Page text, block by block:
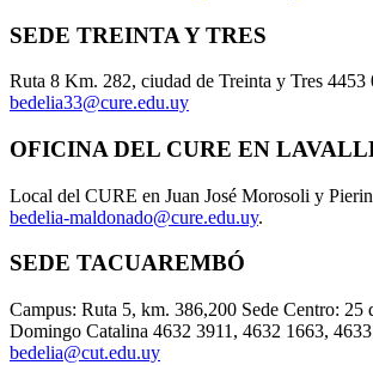
SEDE TREINTA Y TRES
Ruta 8 Km. 282, ciudad de Treinta y Tres 4453
bedelia33@cure.edu.uy
OFICINA DEL CURE EN
Local del CURE en Juan José Morosoli y
bedelia-maldonado@cure.edu.uy.
SEDE TACUAREMBÓ
Campus: Ruta 5, km. 386,200 Sede Centro: 25
Domingo Catalina 4632 3911, 4632 1663,
bedelia@cut.edu.uy